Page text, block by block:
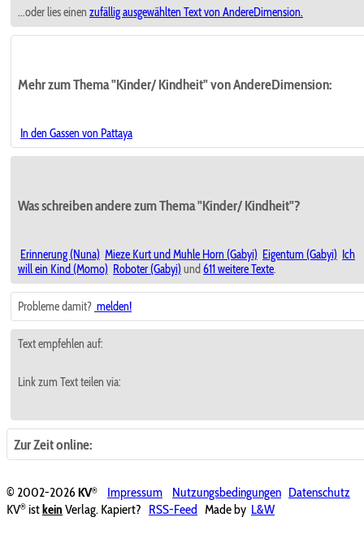
...oder lies einen zufällig ausgewählten Text von AndereDimension.
Mehr zum Thema "Kinder/ Kindheit" von AndereDimension:
In den Gassen von Pattaya
Was schreiben andere zum Thema "Kinder/ Kindheit"?
Erinnerung (Nuna) Mieze Kurt und Muhle Horn (Gabyi) Eigentum (Gabyi) Ich
will ein Kind (Momo) Roboter (Gabyi) und 611 weitere Texte.
Probleme damit? melden!
Text empfehlen auf:
Link zum Text teilen via:
Zur Zeit online:
© 2002-2026KV® Impressum Nutzungsbedingungen Datenschutz
KV® ist kein Verlag. Kapiert? RSS-Feed Made by L&W